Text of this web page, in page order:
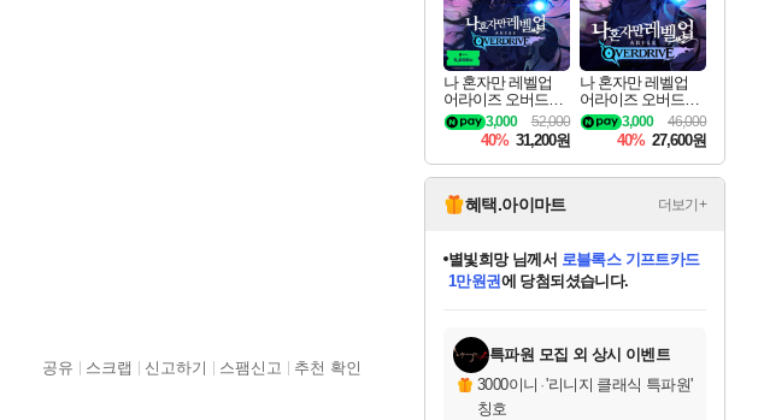
공유 스크랩 신고하기 스팸신고 추천 확인
나 혼자만 레벨업
어라이즈 오버드라
이브 디럭스 에디션
Solo Leveling Arise
Overdrive Deluxe Edi
tion
52,000
3,000
40% 31,200원
나 혼자만 레벨업
어라이즈 오버드라
이브 Solo Leveling A
rise
46,000
3,000
40% 27,600원
혜택.아이마트 더보기+
교환.
당첨되셨습니다.
당첨되셨습니다.
당첨되셨습니다.
별빛희망님께서 로블록스 기프트카드
1만원권에 당첨되셨습니다.
당첨되셨습니다.
당첨되셨습니다.
당첨되셨습니다.
당첨되셨습니다.
에디션 (스팀코드)를 교환.
당첨되셨습니다.
특파원 모집 외 상시 이벤트
3000이니 ·'리니지 클래식 특파원'
칭호